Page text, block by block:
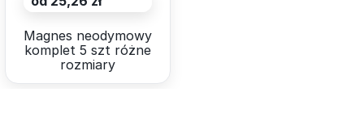
Magnes neodymowy
komplet 5 szt różne
rozmiary